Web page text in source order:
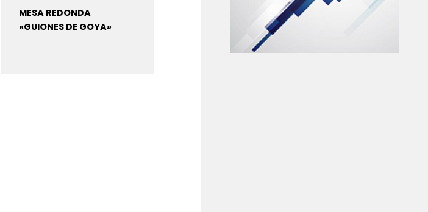
MESA REDONDA
«GUIONES DE GOYA»